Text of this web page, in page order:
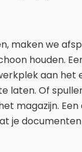
maken we
houden.
aan het
laten. Of
magazijn. Een
je